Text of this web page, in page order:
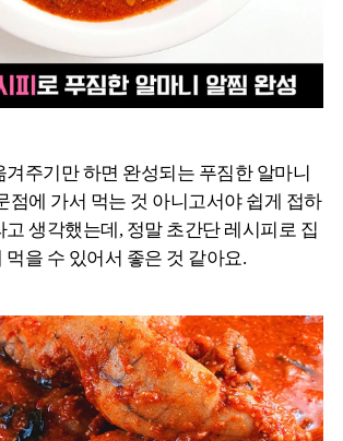
겨주기만 하면 완성되는 푸짐한 알마니
점에 가서 먹는 것 아니고서야 쉽게 접하
고 생각했는데, 정말 초간단 레시피로 집
먹을 수 있어서 좋은 것 같아요.